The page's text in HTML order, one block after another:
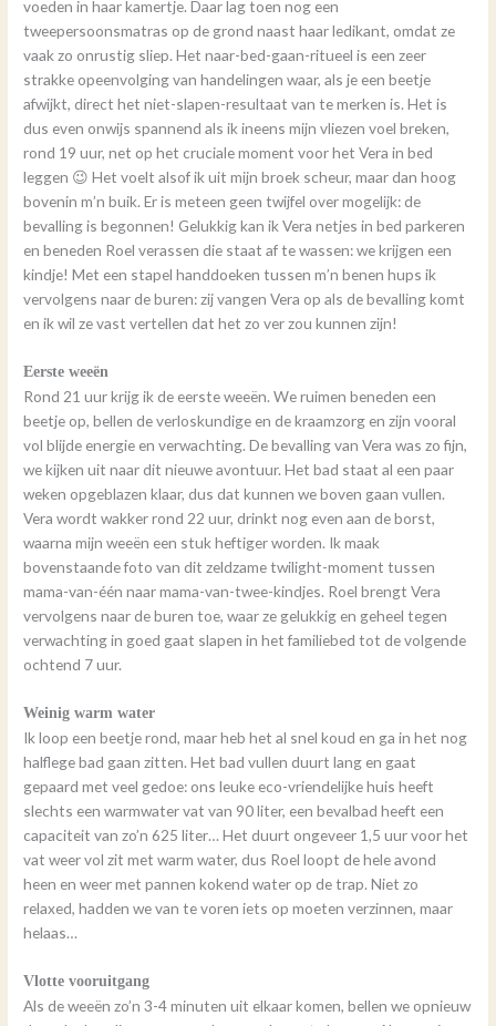
voeden in haar kamertje. Daar lag toen nog een
tweepersoonsmatras op de grond naast haar ledikant, omdat ze
vaak zo onrustig sliep. Het naar-bed-gaan-ritueel is een zeer
strakke opeenvolging van handelingen waar, als je een beetje
afwijkt, direct het niet-slapen-resultaat van te merken is. Het is
dus even onwijs spannend als ik ineens mijn vliezen voel breken,
rond 19 uur, net op het cruciale moment voor het Vera in bed
leggen 😉 Het voelt alsof ik uit mijn broek scheur, maar dan hoog
bovenin m’n buik. Er is meteen geen twijfel over mogelijk: de
bevalling is begonnen! Gelukkig kan ik Vera netjes in bed parkeren
en beneden Roel verassen die staat af te wassen: we krijgen een
kindje! Met een stapel handdoeken tussen m’n benen hups ik
vervolgens naar de buren: zij vangen Vera op als de bevalling komt
en ik wil ze vast vertellen dat het zo ver zou kunnen zijn!
Eerste weeën
Rond 21 uur krijg ik de eerste weeën. We ruimen beneden een
beetje op, bellen de verloskundige en de kraamzorg en zijn vooral
vol blijde energie en verwachting. De bevalling van Vera was zo fijn,
we kijken uit naar dit nieuwe avontuur. Het bad staat al een paar
weken opgeblazen klaar, dus dat kunnen we boven gaan vullen.
Vera wordt wakker rond 22 uur, drinkt nog even aan de borst,
waarna mijn weeën een stuk heftiger worden. Ik maak
bovenstaande foto van dit zeldzame twilight-moment tussen
mama-van-één naar mama-van-twee-kindjes. Roel brengt Vera
vervolgens naar de buren toe, waar ze gelukkig en geheel tegen
verwachting in goed gaat slapen in het familiebed tot de volgende
ochtend 7 uur.
Weinig warm water
Ik loop een beetje rond, maar heb het al snel koud en ga in het nog
halflege bad gaan zitten. Het bad vullen duurt lang en gaat
gepaard met veel gedoe: ons leuke eco-vriendelijke huis heeft
slechts een warmwater vat van 90 liter, een bevalbad heeft een
capaciteit van zo’n 625 liter… Het duurt ongeveer 1,5 uur voor het
vat weer vol zit met warm water, dus Roel loopt de hele avond
heen en weer met pannen kokend water op de trap. Niet zo
relaxed, hadden we van te voren iets op moeten verzinnen, maar
helaas…
Vlotte vooruitgang
Als de weeën zo’n 3-4 minuten uit elkaar komen, bellen we opnieuw